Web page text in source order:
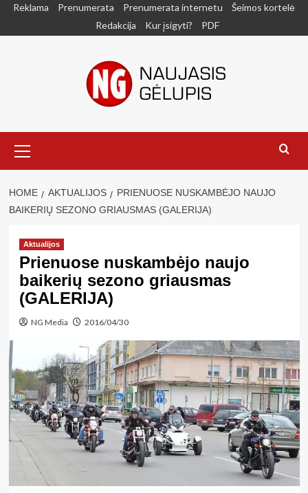
SkipReklama Prenumerata Prenumerata internetu
Šeimos kortelė
Redakcija
Kur įsigyti? PDF
Menu
HOME AKTUALIJOS
PRIENUOSE NUSKAMBĖJO NAUJO
BAIKERIŲ SEZONO GRIAUSMAS (GALERIJA)
Aktualijos
Prienuose nuskambėjo naujo
baikerių sezono griausmas
(GALERIJA)
NG Media 2016/04/30